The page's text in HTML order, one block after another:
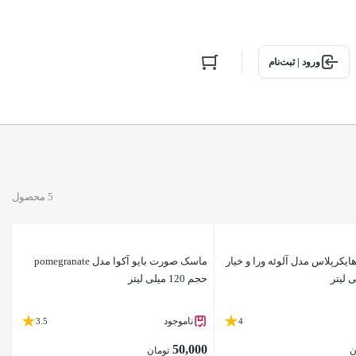
ورود | ثبت‌نام
5 محصول
مدل آلوئه ورا و خیار
4
ماسک صورت بایو آکوا مدل pomegranate
حجم 120 میلی لیتر
ناموجود 3.5
50,000 تومان